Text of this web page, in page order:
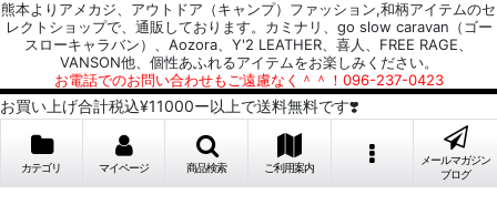
熊本よりアメカジ、アウトドア（キャンプ）ファッション,和柄アイテムのセ
レクトショップで、通販しております。カミナリ、go slow caravan（ゴー
スローキャラバン）、Aozora、Y'2 LEATHER、喜人、FREE RAGE、
VANSON他、個性あふれるアイテムをお楽しみください。
お電話でのお問い合わせもご遠慮なく＾＾！096-237-0423
お買い上げ合計税込¥11000ー以上で送料無料です❣️
カテゴリ マイページ 商品検索 ご利用案内
メールマガジン
ブログ